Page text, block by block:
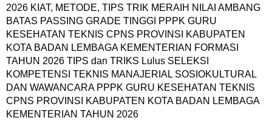
2026 KIAT, METODE, TIPS TRIK MERAIH NILAI AMBANG
BATAS PASSING GRADE TINGGI PPPK GURU
KESEHATAN TEKNIS CPNS PROVINSI KABUPATEN
KOTA BADAN LEMBAGA KEMENTERIAN FORMASI
TAHUN 2026 TIPS dan TRIKS Lulus SELEKSI
KOMPETENSI TEKNIS MANAJERIAL SOSIOKULTURAL
DAN WAWANCARA PPPK GURU KESEHATAN TEKNIS
CPNS PROVINSI KABUPATEN KOTA BADAN LEMBAGA
KEMENTERIAN TAHUN 2026